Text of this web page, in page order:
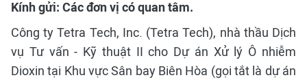
Kính gửi: Các đơn vị có quan tâm.
Công ty Tetra Tech, Inc. (Tetra Tech), nhà thầu Dịch
vụ Tư vấn - Kỹ thuật II cho Dự án Xử lý Ô nhiễm
Dioxin tại Khu vực Sân bay Biên Hòa (gọi tắt là dự án